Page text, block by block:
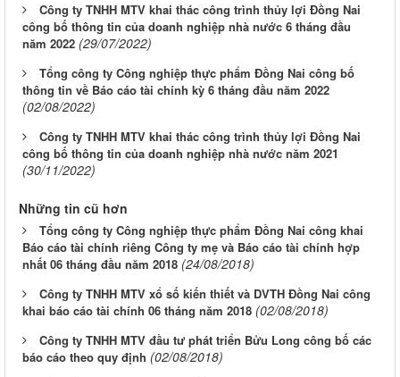
Công ty TNHH MTV khai thác công trình thủy lợi Đồng Nai
công bố thông tin của doanh nghiệp nhà nước 6 tháng đầu
năm 2022 (29/07/2022)
Tổng công ty Công nghiệp thực phẩm Đồng Nai công bố
thông tin về Báo cáo tài chính kỳ 6 tháng đầu năm 2022
(02/08/2022)
Công ty TNHH MTV khai thác công trình thủy lợi Đồng Nai
công bố thông tin của doanh nghiệp nhà nước năm 2021
(30/11/2022)
Những tin cũ hơn
Tổng công ty Công nghiệp thực phẩm Đồng Nai công khai
Báo cáo tài chính riêng Công ty mẹ và Báo cáo tài chính hợp
nhất 06 tháng đầu năm 2018 (24/08/2018)
Công ty TNHH MTV xổ số kiến thiết và DVTH Đồng Nai công
khai báo cáo tài chính 06 tháng năm 2018 (02/08/2018)
Công ty TNHH MTV đầu tư phát triển Bửu Long công bố các
báo cáo theo quy định (02/08/2018)